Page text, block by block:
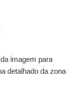
imagem para
detalhado da zona